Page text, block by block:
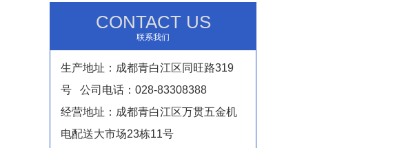
CONTACT US
联系我们
生产地址：成都青白江区同旺路319
号 公司电话：028-83308388
经营地址：成都青白江区万贯五金机
电配送大市场23栋11号